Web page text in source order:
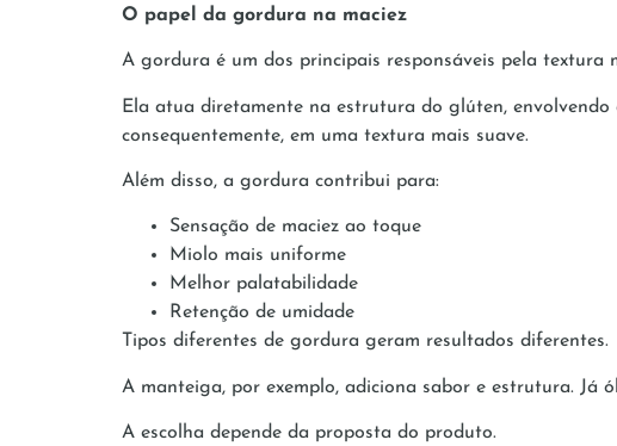
O papel da gordura na maciez
A gordura é um dos principais responsáveis pela textura
Ela atua diretamente na estrutura do glúten,
consequentemente, em uma textura mais suave.
Além disso, a gordura contribui para:
Sensação de maciez ao toque
Miolo mais uniforme
Melhor palatabilidade
Retenção de umidade
Tipos diferentes de gordura geram resultados diferentes.
A manteiga, por exemplo, adiciona sabor e estrutura. Já
A escolha depende da proposta do produto.